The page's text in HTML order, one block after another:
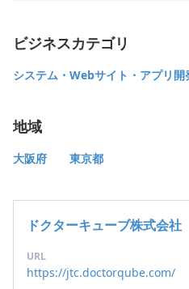
ビジネスカテゴリ
システム・Webサイト・アプリ開
地域
大阪府 東京都
ドクターキューブ株式会社
URL
https://jtc.doctorqube.com/